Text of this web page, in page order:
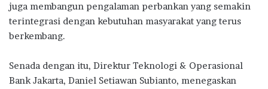
juga membangun pengalaman perbankan yang semakin
terintegrasi dengan kebutuhan masyarakat yang terus
berkembang.
Senada dengan itu, Direktur Teknologi & Operasional
Bank Jakarta, Daniel Setiawan Subianto, menegaskan